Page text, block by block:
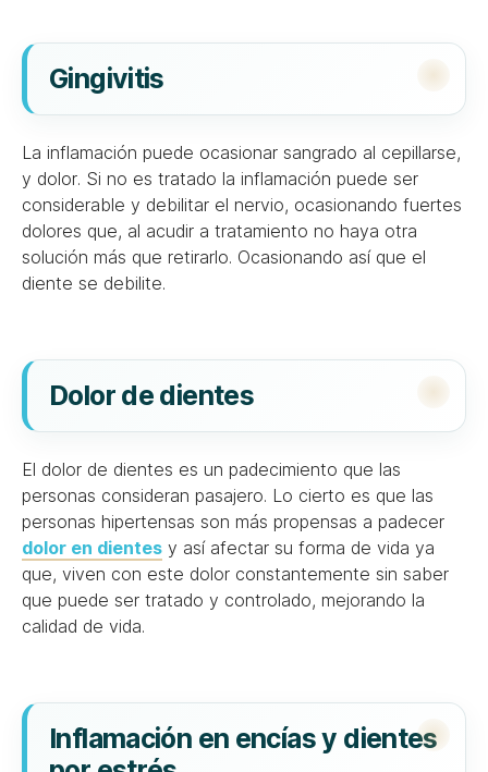
Gingivitis
La inflamación puede ocasionar sangrado al cepillarse,
y dolor. Si no es tratado la inflamación puede ser
considerable y debilitar el nervio, ocasionando fuertes
dolores que, al acudir a tratamiento no haya otra
solución más que retirarlo. Ocasionando así que el
diente se debilite.
Dolor de dientes
El dolor de dientes es un padecimiento que las
personas consideran pasajero. Lo cierto es que las
personas hipertensas son más propensas a padecer
dolor en dientes y así afectar su forma de vida ya
que, viven con este dolor constantemente sin saber
que puede ser tratado y controlado, mejorando la
calidad de vida.
Inflamación en encías y dientes